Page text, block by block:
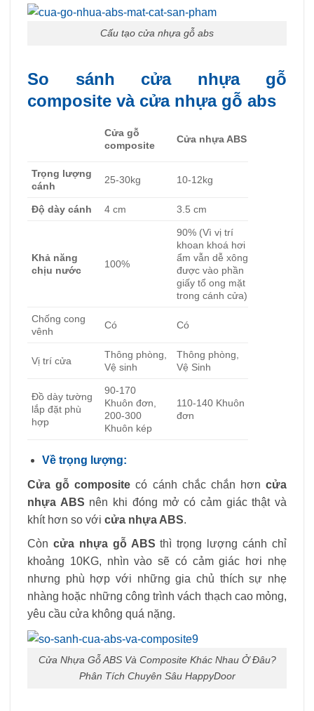
Cấu tạo cửa nhựa gỗ abs
So sánh cửa nhựa gỗ
composite và cửa nhựa gỗ abs
Cửa gỗ
composite
Cửa nhựa ABS
Trọng lượng
cánh
25-30kg 10-12kg
Độ dày cánh 4 cm 3.5 cm
Khả năng
chịu nước
100%
90% (Vì vị trí
khoan khoá hơi
ẩm vẫn dễ xông
được vào phần
giấy tổ ong mặt
trong cánh cửa)
Chống cong
vênh
Có Có
Vị trí cửa
Thông phòng,
Vệ sinh
Thông phòng,
Vệ Sinh
Đồ dày tường
lắp đặt phù
hợp
90-170
Khuôn đơn,
200-300
Khuôn kép
110-140 Khuôn
đơn
Về trọng lượng:
Cửa gỗ composite có cánh chắc chắn hơn cửa
nhựa ABS nên khi đóng mở có cảm giác thật và
khít hơn so với cửa nhựa ABS.
Còn cửa nhựa gỗ ABS thì trọng lượng cánh chỉ
khoảng 10KG, nhìn vào sẽ có cảm giác hơi nhẹ
nhưng phù hợp với những gia chủ thích sự nhẹ
nhàng hoặc những công trình vách thạch cao mỏng,
yêu cầu cửa không quá nặng.
Cửa Nhựa Gỗ ABS Và Composite Khác Nhau Ở Đâu?
Phân Tích Chuyên Sâu HappyDoor